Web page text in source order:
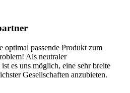
optimal passende Produkt zum
Als neutraler
es uns möglich, eine sehr breite
Gesellschaften anzubieten.